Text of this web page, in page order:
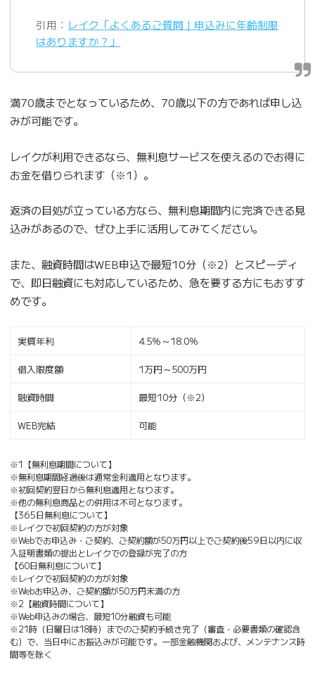
引用： レイク「よくあるご質問｜申込みに年齢制限
はありますか？」
満70歳までとなっているため、70歳以下の方であれば申し込
みが可能です。
レイクが利用できるなら、無利息サービスを使えるのでお得に
お金を借りられます（※1）。
返済の目処が立っている方なら、無利息期間内に完済できる見
込みがあるので、ぜひ上手に活用してみてください。
また、融資時間はWEB申込で最短10分（※2）とスピーディ
で、即日融資にも対応しているため、急を要する方にもおすす
めです。
実質年利 4.5％～18.0％
借入限度額 1万円～500万円
融資時間 最短10分（※2）
WEB完結 可能
※1【無利息期間について】
※無利息期間経過後は通常金利適用となります。
※初回契約翌日から無利息適用となります。
※他の無利息商品との併用は不可となります。
【365日無利息について】
※レイクで初回契約の方が対象
※Webでお申込み・ご契約、ご契約額が50万円以上でご契約後59日以内に収
入証明書類の提出とレイクでの登録が完了の方
【60日無利息について】
※レイクで初回契約の方が対象
※Webお申込み、ご契約額が50万円未満の方
※2【融資時間について】
※Web申込みの場合、最短10分融資も可能
※21時（日曜日は18時）までのご契約手続き完了（審査・必要書類の確認含
む）で、当日中にお振込みが可能です。一部金融機関および、メンテナンス時
間等を除く